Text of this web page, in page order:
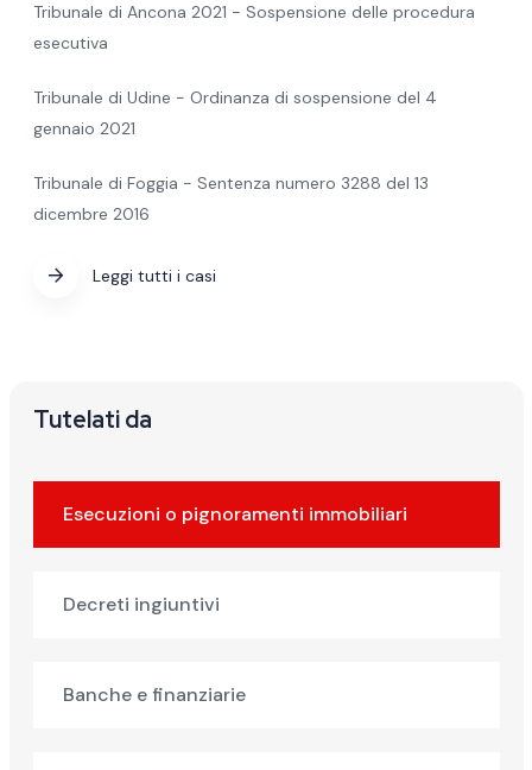
Tribunale di Ancona 2021 - Sospensione delle procedura
esecutiva
Tribunale di Udine - Ordinanza di sospensione del 4
gennaio 2021
Tribunale di Foggia - Sentenza numero 3288 del 13
dicembre 2016
Leggi tutti i casi
Tutelati da
Esecuzioni o pignoramenti immobiliari
Decreti ingiuntivi
Banche e finanziarie